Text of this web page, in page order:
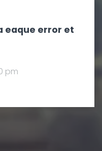
eaque error et
pm